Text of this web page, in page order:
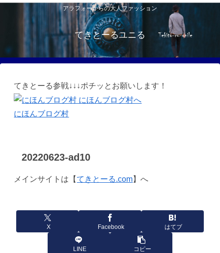
アラフォーからの大人ファッション
てきとーるユニる
てきとーる参戦↓↓↓ポチッとお願いします！
にほんブログ村
20220623-ad10
メインサイトは【てきとーる.com】へ
X Facebook はてブ
LINE コピー